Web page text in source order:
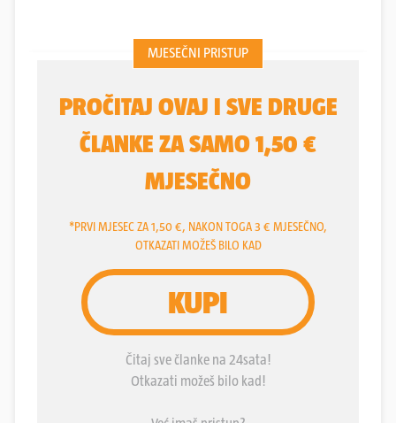
dočekati Roberta Prosinečkog i Crnu Goru.
Situacija je jasna, "vatreni" su s dvije lipanjske
korak prema Mundijalu, a sad te ambicije treba
potvrditi s novih šest bodova. I onda bi Hrvatska
već jednom nogom bila u SAD-u.